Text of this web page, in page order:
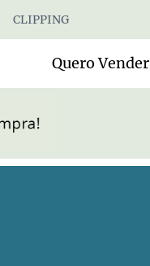
CLIPPING
Quero Vender